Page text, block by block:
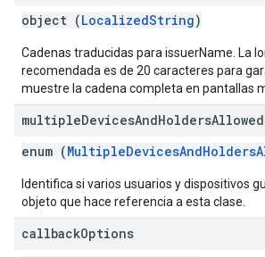
object (LocalizedString)
Cadenas traducidas para issuerName. La
recomendada es de 20 caracteres para
muestre la cadena completa en pantallas
multipleDevicesAndHoldersAllowed
enum (
Identifica si varios usuarios y dispositivos
objeto que hace referencia a esta clase.
callbackOptions